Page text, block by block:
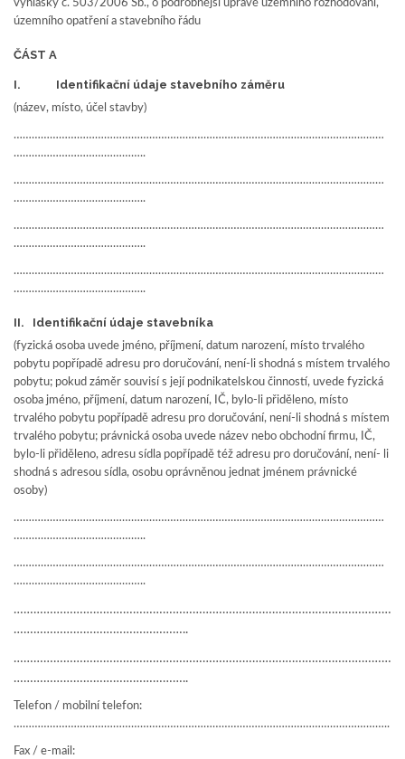
vyhlášky č. 503/2006 Sb., o podrobnější úpravě územního rozhodování,
územního opatření a stavebního řádu
ČÁST A
I. Identifikační údaje stavebního záměru
(název, místo, účel stavby)
……………………………………………………………………………………………………………
……………………………………..
……………………………………………………………………………………………………………
……………………………………..
……………………………………………………………………………………………………………
……………………………………..
……………………………………………………………………………………………………………
……………………………………..
II. Identifikační údaje stavebníka
(fyzická osoba uvede jméno, příjmení, datum narození, místo trvalého
pobytu popřípadě adresu pro doručování, není-li shodná s místem trvalého
pobytu; pokud záměr souvisí s její podnikatelskou činností, uvede fyzická
osoba jméno, příjmení, datum narození, IČ, bylo-li přiděleno, místo
trvalého pobytu popřípadě adresu pro doručování, není-li shodná s místem
trvalého pobytu; právnická osoba uvede název nebo obchodní firmu, IČ,
bylo-li přiděleno, adresu sídla popřípadě též adresu pro doručování, není- li
shodná s adresou sídla, osobu oprávněnou jednat jménem právnické
osoby)
……………………………………………………………………………………………………………
……………………………………..
……………………………………………………………………………………………………………
……………………………………..
……………………………………………………………………………………………………
……………………………………………..
……………………………………………………………………………………………………
……………………………………………..
Telefon / mobilní telefon:
……………………………………………………………………………………………………………..
Fax / e-mail: